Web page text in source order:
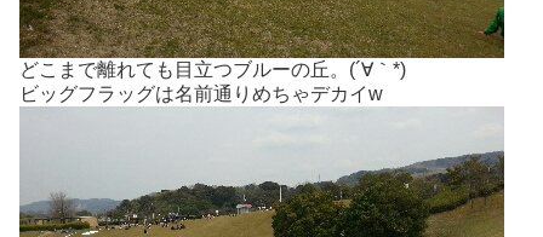
どこまで離れても目立つブルーの丘。(´∀｀*)
ビッグフラッグは名前通りめちゃデカイw